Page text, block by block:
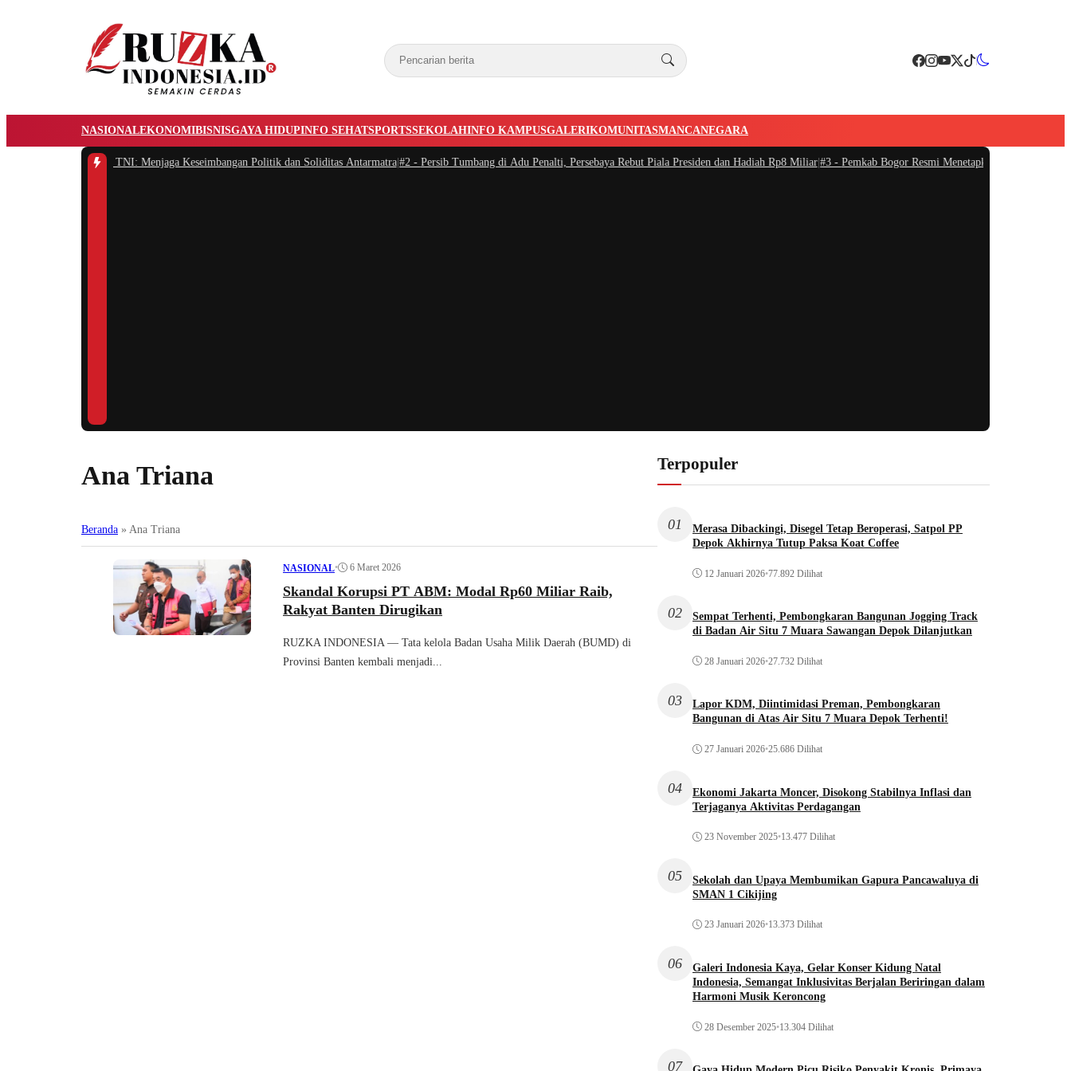
NASIONALEKONOMIBISNISGAYA HIDUPINFO SEHATSPORTSSEKOLAHINFO KAMPUSGALERIKOMUNITASMANCANEGARA
Ali Memimpin TNI: Menjaga Keseimbangan Politik dan Soliditas Antarmatra|#2 -Persib Tumbang di Adu Penalti, Persebaya Rebut Piala Presiden dan Hadiah Rp8 Miliar|#3 -Pemkab Bogor Resmi Menetapkan Nama Jalan H.M.
Ana Triana
Beranda » Ana Triana
NASIONAL• 6 Maret 2026
Skandal Korupsi PT ABM: Modal Rp60 Miliar Raib,
Rakyat Banten Dirugikan
RUZKA INDONESIA — Tata kelola Badan Usaha Milik Daerah (BUMD) di
Provinsi Banten kembali menjadi...
Terpopuler
01
Merasa Dibackingi, Disegel Tetap Beroperasi, Satpol PP
Depok Akhirnya Tutup Paksa Koat Coffee
12 Januari 2026•77.892 Dilihat
02
Sempat Terhenti, Pembongkaran Bangunan Jogging Track
di Badan Air Situ 7 Muara Sawangan Depok Dilanjutkan
28 Januari 2026•27.732 Dilihat
03
Lapor KDM, Diintimidasi Preman, Pembongkaran
Bangunan di Atas Air Situ 7 Muara Depok Terhenti!
27 Januari 2026•25.686 Dilihat
04
Ekonomi Jakarta Moncer, Disokong Stabilnya Inflasi dan
Terjaganya Aktivitas Perdagangan
23 November 2025•13.477 Dilihat
05
Sekolah dan Upaya Membumikan Gapura Pancawaluya di
SMAN 1 Cikijing
23 Januari 2026•13.373 Dilihat
06
Galeri Indonesia Kaya, Gelar Konser Kidung Natal
Indonesia, Semangat Inklusivitas Berjalan Beriringan dalam
Harmoni Musik Keroncong
28 Desember 2025•13.304 Dilihat
07